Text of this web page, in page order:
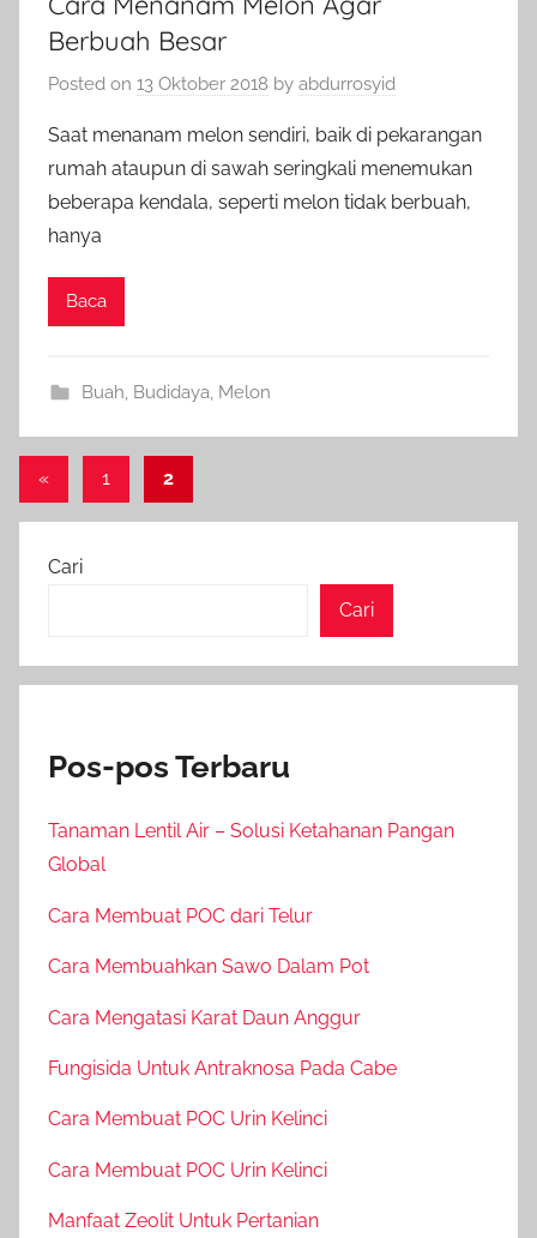
Berbuah Besar
Posted on 13 Oktober 2018 by abdurrosyid
Saat menanam melon sendiri, baik di pekarangan
rumah ataupun di sawah seringkali menemukan
beberapa kendala, seperti melon tidak berbuah,
hanya
Baca
Buah Budidaya Melon
Paginasi
pos
«Previous
Posts
1 2
Cari
Cari
Pos-pos Terbaru
Tanaman Lentil Air – Solusi Ketahanan Pangan
Global
Cara Membuat POC dari Telur
Cara Membuahkan Sawo Dalam Pot
Cara Mengatasi Karat Daun Anggur
Fungisida Untuk Antraknosa Pada Cabe
Cara Membuat POC Urin Kelinci
Cara Membuat POC Urin Kelinci
Manfaat Zeolit Untuk Pertanian